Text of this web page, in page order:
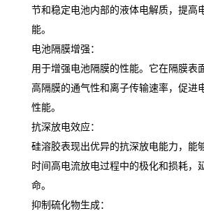
节和稳定电池内部的液体电解质，提高
能。
电池隔膜增强：
用于增强电池隔膜的性能。它在隔膜表
高隔膜的通气性和离子传输速率，促进
性能。
抗深放电效应：
硅溶胶表现出优异的抗深放电能力，能
时间高电流放电过程中的极化和损耗，
命。
抑制硫化物生成：